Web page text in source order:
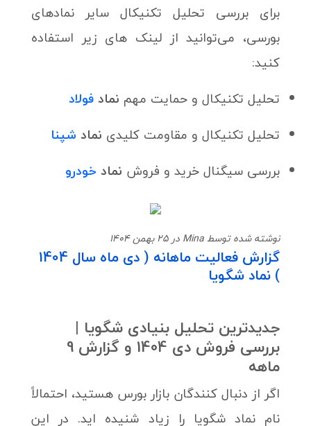
برای بررسی تحلیل تکنیکال سایر نمادهای
بورسی، می‌توانید از لینک های زیر استفاده
کنید:
تحلیل تکنیکال و حمایت‌ مهم نماد فولاد
تحلیل تکنیکال و مقاومت کلیدی نماد شپنا
بررسی سیگنال خرید و فروش نماد خودرو
نوشته شده توسط Mina در 25 بهمن 1404
گزارش فعالیت ماهانه ( دی ماه سال 1404
) نماد شگویا
جدیدترین تحلیل بنیادی شگویا |
بررسی فروش دی 1404 و گزارش 9
ماهه
اگر از دنبال کنندگان بازار بورس هستید، احتمالاً
نام نماد شگویا را زیاد شنیده اید. در این